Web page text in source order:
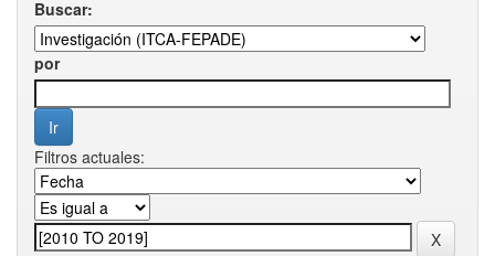
Buscar:
por
Filtros actuales: